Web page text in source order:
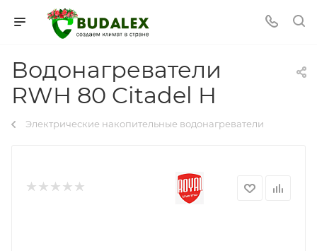
Водонагреватели
RWH 80 Citadel H
Электрические накопительные водонагреватели